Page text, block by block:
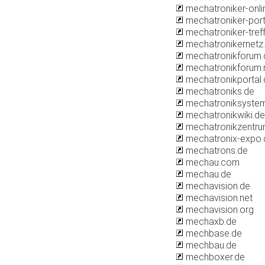
mechatroniker-
mechatroniker-
mechatroniker-
mechatroniks.de
mechatronikwiki.de
mechatronix-
mechatrons.de
mechau.com
mechau.de
mechavision.de
mechavision.net
mechavision.org
mechaxb.de
mechbase.de
mechbau.de
mechboxer.de